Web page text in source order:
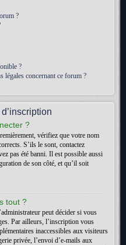
?
?
légales concernant ce forum ?
?
vérifiez que votre nom
S’ils le sont, contactez
pas été banni. Il est possible aussi
de son côté, et qu’il soit
tout ?
peut décider si vous
Par ailleurs, l’inscription vous
inaccessibles aux visiteurs
privée, l’envoi d’e-mails aux